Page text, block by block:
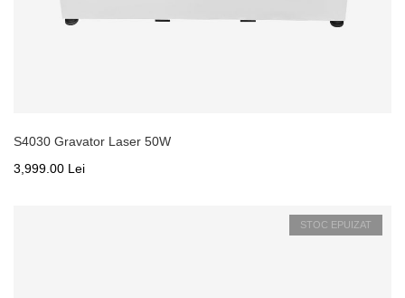
S4030 Gravator Laser 50W
3,999.00 Lei
STOC EPUIZAT